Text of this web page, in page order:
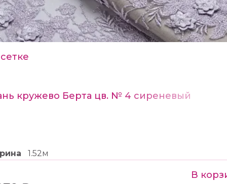
кружево Берта цв. № 4 сиреневый
1.52м
В